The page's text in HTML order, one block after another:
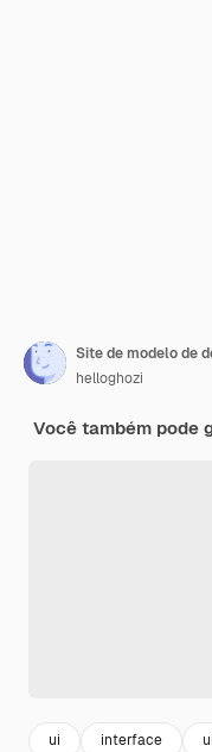
helloghozi
Você também pode
ui interface